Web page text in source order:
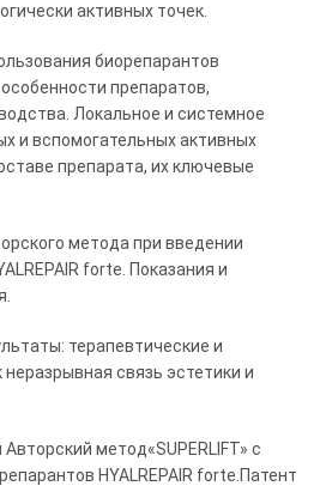
активных точек.
биорепарантов
особенности препаратов,
Локальное и системное
и вспомогательных активных
препарата, их ключевые
метода при введении
forte. Показания и
терапевтические и
неразрывная связь эстетики и
метод«SUPERLIFT» с
HYALREPAIR forte.Патент